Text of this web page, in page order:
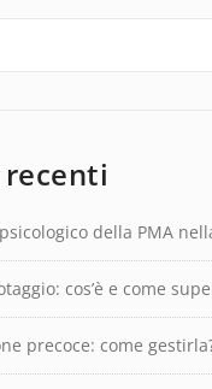
della PMA
cos’è e come
precoce: come